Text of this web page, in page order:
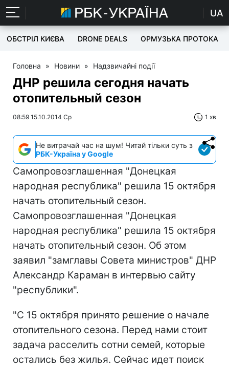
UA
ОБСТРІЛ КИЄВА DRONE DEALS ОРМУЗЬКА ПРОТОКА
Головна » Новини » Надзвичайні події
ДНР решила сегодня начать
отопительный сезон
08:59 15.10.2014 Ср 1 хв
Не витрачай час на шум! Читай тільки суть з
РБК-Україна у Google
Самопровозглашенная "Донецкая
народная республика" решила 15 октября
начать отопительный сезон.
Самопровозглашенная "Донецкая
народная республика" решила 15 октября
начать отопительный сезон. Об этом
заявил "замглавы Совета министров" ДНР
Александр Караман в интервью сайту
"республики".
"С 15 октября принято решение о начале
отопительного сезона. Перед нами стоит
задача расселить сотни семей, которые
остались без жилья. Сейчас идет поиск